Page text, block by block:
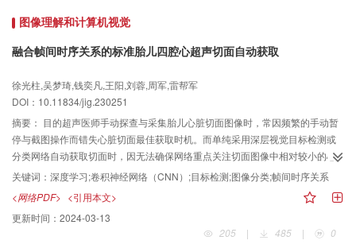
BraTS2018（brain tumor segmentation 2018）、BraTS2019和BraTS2020数
据集对D3D-Net网络进行训练和测试，并进行了消融实验。在BraTS2018数据
集上，本模型在增强肿瘤、整个肿瘤、肿瘤核心的平均Dice值与3D U-Net相比
相比分别提高了2.2%，0.2%，0.1%。在BraTS2019数据集上进行实验，增强
肿瘤、整个肿瘤、肿瘤核心的平均Dice值与3D U-Net相比分别提高了2.2%，
0.6%，7.1%。在BraTS2020数据集上，增强肿瘤、整个肿瘤、肿瘤核心的平均
Dice值与3D U-Net相比分别提高了2.5%，1.9%，2.2%。结论本文提出的双编
码器融合网络能够充分融合多模态特征可以有效地分割小肿瘤部位。
图像理解和计算机视觉
融合帧间时序关系的标准胎儿四腔心超声切面自动获取
徐光柱,吴梦琦,钱奕凡,王阳,刘蓉,周军,雷帮军
DOI：10.11834/jig.230251
摘要： 目的超声医师手动探查与采集胎儿心脏切面图像时，常因频繁的手动暂
停与截图操作而错失心脏切面最佳获取时机。而单纯采用深层视觉目标检测或
分类网络自动获取切面时，因无法确保网络重点关注切面图像中相对较小的心
脏区域的细粒度特征，导致高误检率；另外，不同的心脏解剖部件的最佳成像
时刻也常常不同步。针对上述问题，提出一种目标检测与分类网络相结合，同
时融合关键帧间时序关系的标准四腔心（four-chamber，4CH）切面图像自动
获取算法。方法首先，利用自行构建的胎儿心脏超声切面数据集训练目标检测
网络，实现四腔心区域和降主动脉区域的快速准确定位。接着，当检测到在一
关键词： 深度学习;卷积神经网络（CNN）;目标检测;图像分类;帧间时序关系
<网络PDF> <引用本文>
更新时间： 2024-03-13
205
| 485 | 0